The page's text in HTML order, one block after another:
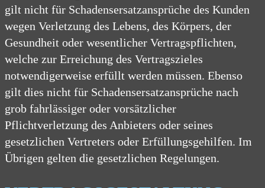
gilt nicht für Schadensersatzansprüche des Kunden
wegen Verletzung des Lebens, des Körpers, der
Gesundheit oder wesentlicher Vertragspflichten,
welche zur Erreichung des Vertragszieles
notwendigerweise erfüllt werden müssen. Ebenso
gilt dies nicht für Schadensersatzansprüche nach
grob fahrlässiger oder vorsätzlicher
Pflichtverletzung des Anbieters oder seines
gesetzlichen Vertreters oder Erfüllungsgehilfen. Im
Übrigen gelten die gesetzlichen Regelungen.